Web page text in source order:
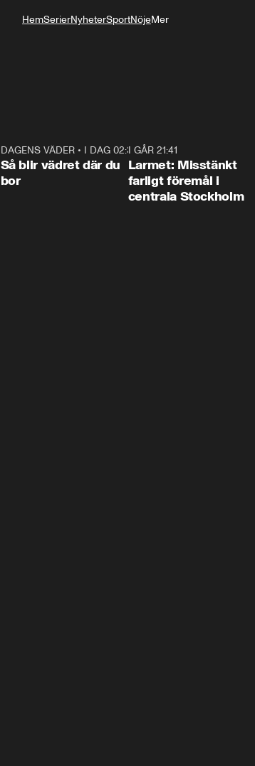
HemSerierNyheterSportNöjeMer
1:06
DAGENS VÄDER• I DAG 02:30
Så blir vädret där du
bor
I GÅR 21:41
Larmet: Misstänkt
farligt föremål i
centrala Stockholm